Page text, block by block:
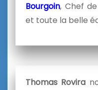
Bourgoin, Chef
et toute la belle
Thomas Rovira